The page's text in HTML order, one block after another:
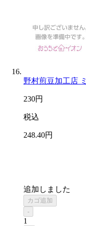
野村煎豆加工店
230円
税込
248.40円
追加しました
カゴ追加
-
1